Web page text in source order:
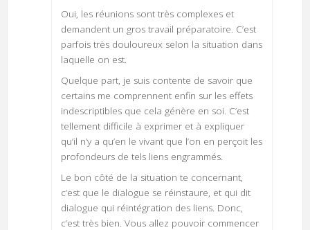
Oui, les réunions sont très complexes et
demandent un gros travail préparatoire. C’est
parfois très douloureux selon la situation dans
laquelle on est.
Quelque part, je suis contente de savoir que
certains me comprennent enfin sur les effets
indescriptibles que cela génère en soi. C’est
tellement difficile à exprimer et à expliquer
qu’il n’y a qu’en le vivant que l’on en perçoit les
profondeurs de tels liens engrammés.
Le bon côté de la situation te concernant,
c’est que le dialogue se réinstaure, et qui dit
dialogue qui réintégration des liens. Donc,
c’est très bien. Vous allez pouvoir commencer